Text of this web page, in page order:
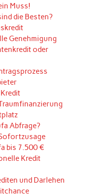
Muss!
die Besten?
Genehmigung
oder
Abfrage?
bis 7.500 €
Kredit
und Darlehen